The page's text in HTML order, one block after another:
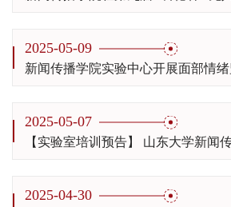
2025-05-09
2025-05-07
2025-04-30